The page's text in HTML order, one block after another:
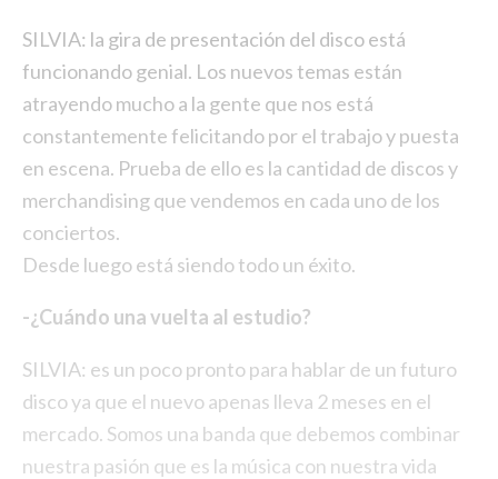
SILVIA: la gira de presentación del disco está
funcionando genial. Los nuevos temas están
atrayendo mucho a la gente que nos está
constantemente felicitando por el trabajo y puesta
en escena. Prueba de ello es la cantidad de discos y
merchandising que vendemos en cada uno de los
conciertos.
Desde luego está siendo todo un éxito.
-¿Cuándo una vuelta al estudio?
SILVIA: es un poco pronto para hablar de un futuro
disco ya que el nuevo apenas lleva 2 meses en el
mercado. Somos una banda que debemos combinar
nuestra pasión que es la música con nuestra vida